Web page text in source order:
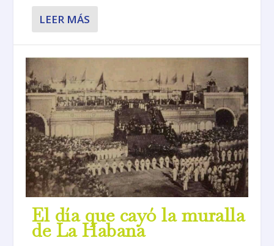
LEER MÁS
El día que cayó la muralla
de La Habana